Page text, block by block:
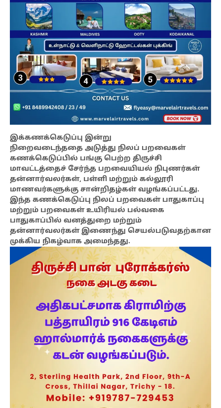
இக்கணக்கெடுப்பு இன்று
நிறைவடைந்ததை அடுத்து நிலப் பறவைகள்
கணக்கெடுப்பில் பங்கு பெற்ற திருச்சி
மாவட்டத்தைச் சேர்ந்த பறவையியல் நிபுணர்கள்
தன்னார்வலர்கள், பள்ளி மற்றும் கல்லூரி
மாணவர்களுக்கு சான்றிதழ்கள் வழங்கப்பட்டது.
இந்த கணக்கெடுப்பு நிலப் பறவைகள் பாதுகாப்பு
மற்றும் பறவைகள் உயிரியல் பல்வகை
பாதுகாப்பில் வனத்துறை மற்றும்
தன்னார்வலர்கள் இணைந்து செயல்படுவதற்கான
முக்கிய நிகழ்வாக அமைந்தது.